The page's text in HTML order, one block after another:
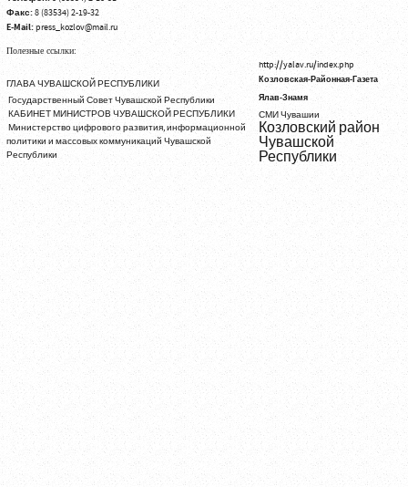
Факс:8 (83534) 2-19-32
E-Mail:press_kozlov@mail.ru
Полезные ссылки:
ГЛАВА ЧУВАШСКОЙ РЕСПУБЛИКИ
Государственный Совет Чувашской Республики
КАБИНЕТ МИНИСТРОВ ЧУВАШСКОЙ РЕСПУБЛИКИ
Министерство цифрового развития, информационной
политики и массовых коммуникаций Чувашской
Республики
http://yalav.ru/index.php
Козловская-Районная-Газета
Ялав-Знамя
СМИ Чувашии
Козловский район
Чувашской
Республики